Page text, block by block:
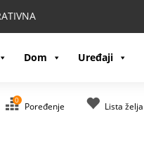
Dom Uređaji
0
Poređenje Lista želja